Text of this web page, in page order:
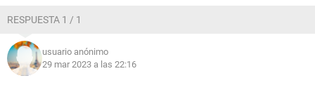
RESPUESTA 1 / 1
usuario anónimo
29 mar 2023 a las 22:16